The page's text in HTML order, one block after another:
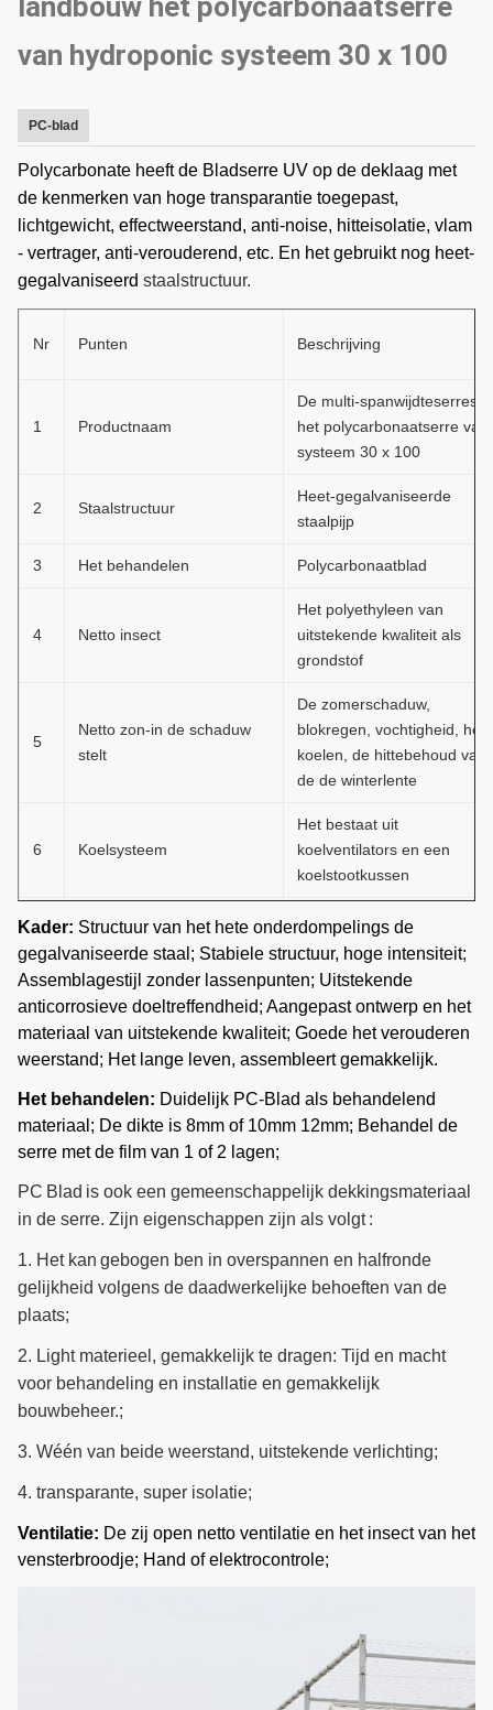
landbouw het polycarbonaatserre
van hydroponic systeem 30 x 100
PC-blad
Polycarbonate heeft de Bladserre UV op de deklaag met
de kenmerken van hoge transparantie toegepast,
lichtgewicht, effectweerstand, anti-noise, hitteisolatie, vlam
- vertrager, anti-verouderend, etc. En het gebruikt nog heet-
gegalvaniseerd staalstructuur.
Nr Punten Beschrijving
1 Productnaam
De multi-spanwijdteserres
het polycarbonaatserre
systeem 30 x 100
2 Staalstructuur
Heet-gegalvaniseerde
staalpijp
3 Het behandelen Polycarbonaatblad
4 Netto insect
Het polyethyleen van
uitstekende kwaliteit als
grondstof
5
Netto zon-in de schaduw
stelt
De zomerschaduw,
blokregen, vochtigheid, het
koelen, de hittebehoud van
de de winterlente
6 Koelsysteem
Het bestaat uit
koelventilators en een
koelstootkussen
Verwarmingssysteem
Warm water het verwarmen,
hete lucht het verwarmen,
het elektrische verwarmen
8 Ventilatiesysteem Zijruiten en koelventilators
Het kan volgens de de
worden aangepast
worden aangepast
Vul licht in
Het kan worden opnieuw
voegen, geschikt en
14
Exteral&internal die
systeem in de schaduw
Het toestelrek drijft het in de
schaduw stellende systeem.
Kader: Structuur van het hete onderdompelings de
gegalvaniseerde staal; Stabiele structuur, hoge intensiteit;
Assemblagestijl zonder lassenpunten; Uitstekende
anticorrosieve doeltreffendheid; Aangepast ontwerp en het
materiaal van uitstekende kwaliteit; Goede het verouderen
weerstand; Het lange leven, assembleert gemakkelijk.
Het behandelen: Duidelijk PC-Blad als behandelend
materiaal; De dikte is 8mm of 10mm 12mm; Behandel de
serre met de film van 1 of 2 lagen;
PC Blad is ook een gemeenschappelijk dekkingsmateriaal
in de serre. Zijn eigenschappen zijn als volgt :
1. Het kan gebogen ben in overspannen en halfronde
gelijkheid volgens de daadwerkelijke behoeften van de
plaats;
2. Light materieel, gemakkelijk te dragen: Tijd en macht
voor behandeling en installatie en gemakkelijk
bouwbeheer.;
3. Wéén van beide weerstand, uitstekende verlichting;
4. transparante, super isolatie;
Ventilatie: De zij open netto ventilatie en het insect van het
vensterbroodje; Hand of elektrocontrole;